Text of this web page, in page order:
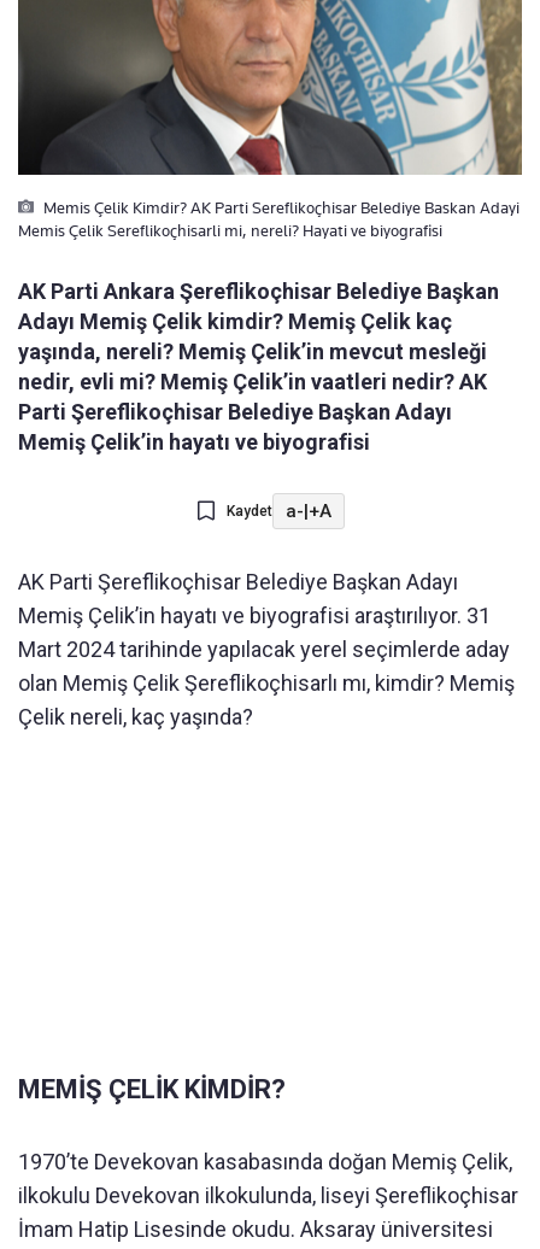
Memis Çelik Kimdir? AK Parti Sereflikoçhisar Belediye Baskan Adayi
Memis Çelik Sereflikoçhisarli mi, nereli? Hayati ve biyografisi
AK Parti Ankara Şereflikoçhisar Belediye Başkan
Adayı Memiş Çelik kimdir? Memiş Çelik kaç
yaşında, nereli? Memiş Çelik’in mevcut mesleği
nedir, evli mi? Memiş Çelik’in vaatleri nedir? AK
Parti Şereflikoçhisar Belediye Başkan Adayı
Memiş Çelik’in hayatı ve biyografisi
Kaydet a-|+A
AK Parti Şereflikoçhisar Belediye Başkan Adayı
Memiş Çelik’in hayatı ve biyografisi araştırılıyor. 31
Mart 2024 tarihinde yapılacak yerel seçimlerde aday
olan Memiş Çelik Şereflikoçhisarlı mı, kimdir? Memiş
Çelik nereli, kaç yaşında?
MEMİŞ ÇELİK KİMDİR?
1970’te Devekovan kasabasında doğan Memiş Çelik,
ilkokulu Devekovan ilkokulunda, liseyi Şereflikoçhisar
İmam Hatip Lisesinde okudu. Aksaray üniversitesi